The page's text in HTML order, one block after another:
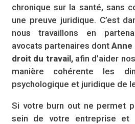
chronique sur la santé, sans
une preuve juridique. C’est
nous travaillons en
avocats partenaires dont Anne
droit du travail,afin d’aider
manière cohérente les
psychologique et juridique de
Si votre burn out ne permet
sein de votre entreprise et